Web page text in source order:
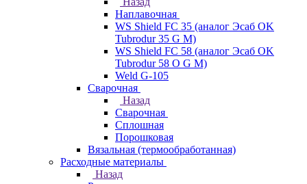
Наплавочная
WS Shield FC 35 (аналог Эсаб OK
Tubrodur 35 G M)
WS Shield FC 58 (аналог Эсаб OK
Tubrodur 58 O G M)
Weld G-105
Сварочная
Назад
Сварочная
Сплошная
Порошковая
Вязальная (термообработанная)
Расходные материалы
Назад